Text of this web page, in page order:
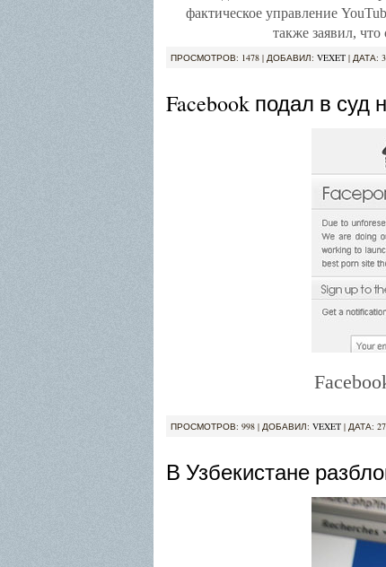
фактическое управление
также заявил,
ПРОСМОТРОВ: 1478 | ДОБАВИЛ: VEXET | ДАТА:
Facebook подал в суд
ПРОСМОТРОВ: 998 | ДОБАВИЛ: VEXET | ДАТА:
В Узбекистане